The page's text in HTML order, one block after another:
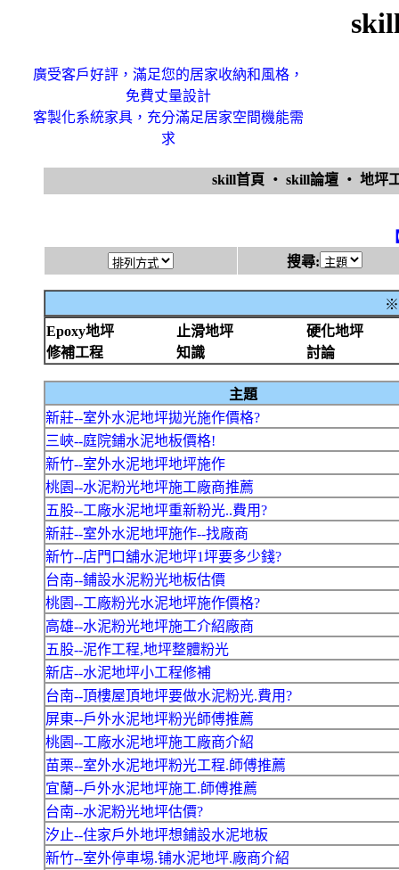
廣受客戶好評，滿足您的居家收納和風格，
免費丈量設計
客製化系統家具，充分滿足居家空間機能需
求
skill首頁 ‧ skill論壇 ‧ 地坪
搜尋:
※
Epoxy地坪
止滑地坪
硬化地坪
修補工程
知識 討論
主題
新莊--室外水泥地坪拋光施作價格?
三峽--庭院鋪水泥地板價格!
新竹--室外水泥地坪地坪施作
桃園--水泥粉光地坪施工廠商推薦
五股--工廠水泥地坪重新粉光..費用?
新莊--室外水泥地坪施作--找廠商
新竹--店門口舖水泥地坪1坪要多少錢?
台南--鋪設水泥粉光地板估價
桃園--工廠粉光水泥地坪施作價格?
高雄--水泥粉光地坪施工介紹廠商
五股--泥作工程,地坪整體粉光
新店--水泥地坪小工程修補
台南--頂樓屋頂地坪要做水泥粉光.費用?
屏東--戶外水泥地坪粉光師傅推薦
桃園--工廠水泥地坪施工廠商介紹
苗栗--室外水泥地坪粉光工程.師傅推薦
宜蘭--戶外水泥地坪施工.師傅推薦
台南--水泥粉光地坪估價?
汐止--住家戶外地坪想鋪設水泥地板
新竹--室外停車埸.铺水泥地坪.廠商介紹